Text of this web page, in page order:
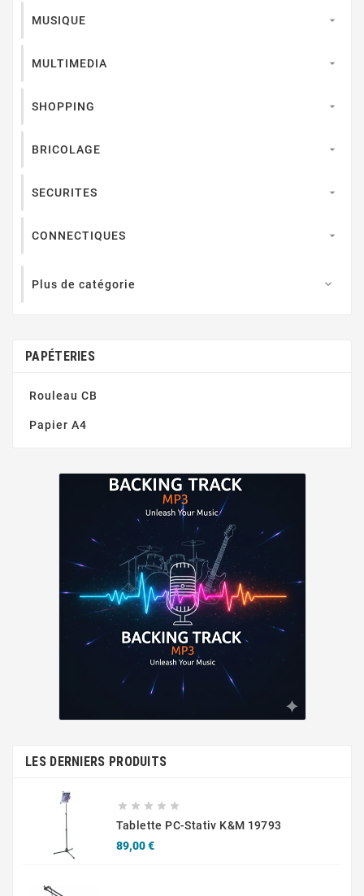
MUSIQUE 
MULTIMEDIA 
SHOPPING 
BRICOLAGE 
SECURITES 
CONNECTIQUES 
Plus de catégorie 
PAPÉTERIES
Rouleau CB
Papier A4
LES DERNIERS PRODUITS
    
Tablette PC-Stativ K&M 19793
89,00 €Prix